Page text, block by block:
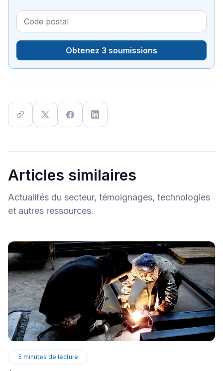
Obtenez 3 soumissions
Articles similaires
Actualités du secteur, témoignages, technologies
et autres ressources.
5 minutes de lecture